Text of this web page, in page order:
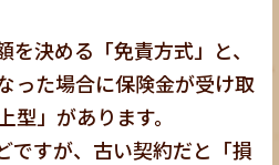
決める「免責方式」と、
った場合に保険金が受け取
」があります。
ですが、古い契約だと「損